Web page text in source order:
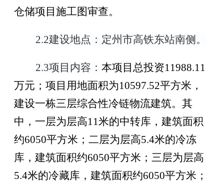
仓储项目施工图审查。
2.2建设地点： 定州市高铁东站南侧 。
2.3项目内容： 本项目总投资11988.11
万元 ； 项目用地面积为10597.52平方米，
建设一栋三层综合性冷链物流建筑。其
中，一层为层高11米的中转库，建筑面积
约6050平方米 ； 二层为层高5.4米的冷冻
库，建筑面积约6050平方米 ； 三层为层高
5.4米的冷藏库，建筑面积约6050平方米 ；